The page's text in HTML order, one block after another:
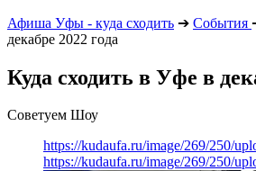
Афиша Уфы - куда сходить ➔ События
декабре 2022 года
Куда сходить в Уфе в
Советуем Шоу
https://kudaufa.ru/image/269/250/
https://kudaufa.ru/image/269/250/